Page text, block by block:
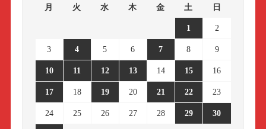
月 火 水 木 金 土 日
1 2
3 4 5 6 7 8 9
10 11 12 13 14 15 16
17 18 19 20 21 22 23
24 25 26 27 28 29 30